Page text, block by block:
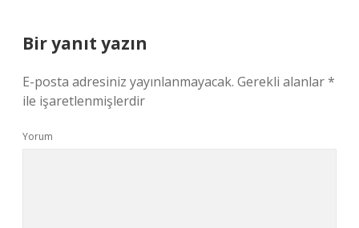
Bir yanıt yazın
E-posta adresiniz yayınlanmayacak. Gerekli alanlar*
ile işaretlenmişlerdir
Yorum